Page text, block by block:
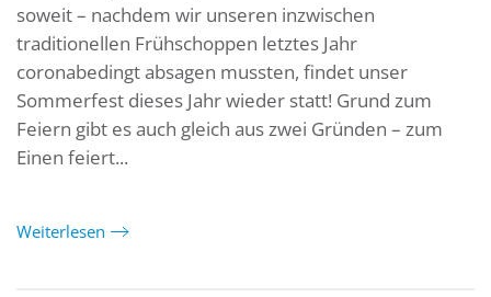
soweit – nachdem wir unseren inzwischen
traditionellen Frühschoppen letztes Jahr
coronabedingt absagen mussten, findet unser
Sommerfest dieses Jahr wieder statt! Grund zum
Feiern gibt es auch gleich aus zwei Gründen – zum
Einen feiert...
Weiterlesen